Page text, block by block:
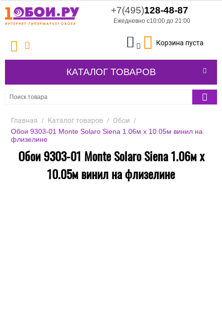
+7(495)128-48-87
Ежедневно с10:00 до 21:00
Корзина пуста
КАТАЛОГ ТОВАРОВ
Главная / Каталог товаров / Обои /
Обои 9303-01 Monte Solaro Siena 1.06м x 10.05м винил на
флизелине
Обои 9303-01 Monte Solaro Siena 1.06м x
10.05м винил на флизелине